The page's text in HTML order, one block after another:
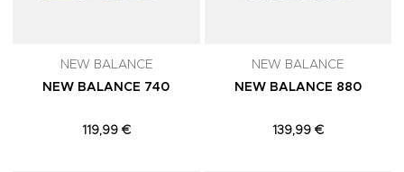
NEW BALANCE
NEW BALANCE 740
119,99 €
NEW BALANCE
NEW BALANCE 880
139,99 €